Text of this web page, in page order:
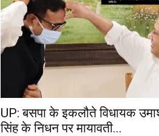
UP: बसपा के इकलौते विधायक
सिंह के निधन पर मायावती...